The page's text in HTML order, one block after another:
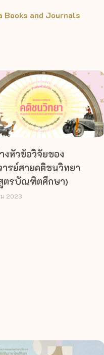
Books and Journals
งหัวข้อวิจัยของ
รย์สายคติชนวิทยา
ตรบัณฑิตศึกษา)
ม 2023